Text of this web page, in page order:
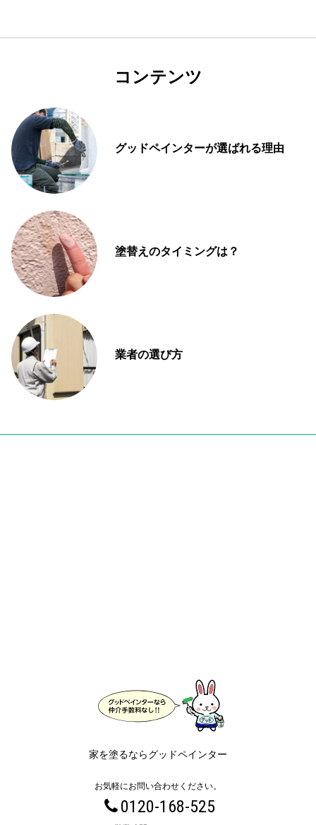
コンテンツ
グッドペインターが選ばれる理由
塗替えのタイミングは？
業者の選び方
家を塗るならグッドペインター
お気軽にお問い合わせください。
0120-168-525